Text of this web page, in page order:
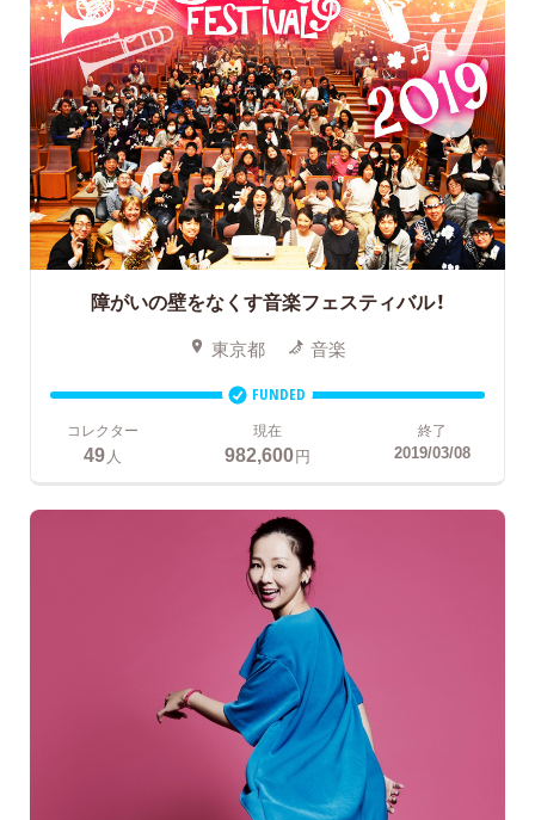
障がいの壁をなくす音楽フェスティバル！
東京都 音楽
FUNDED
コレクター
49 人
現在
982,600円
終了
2019/03/08